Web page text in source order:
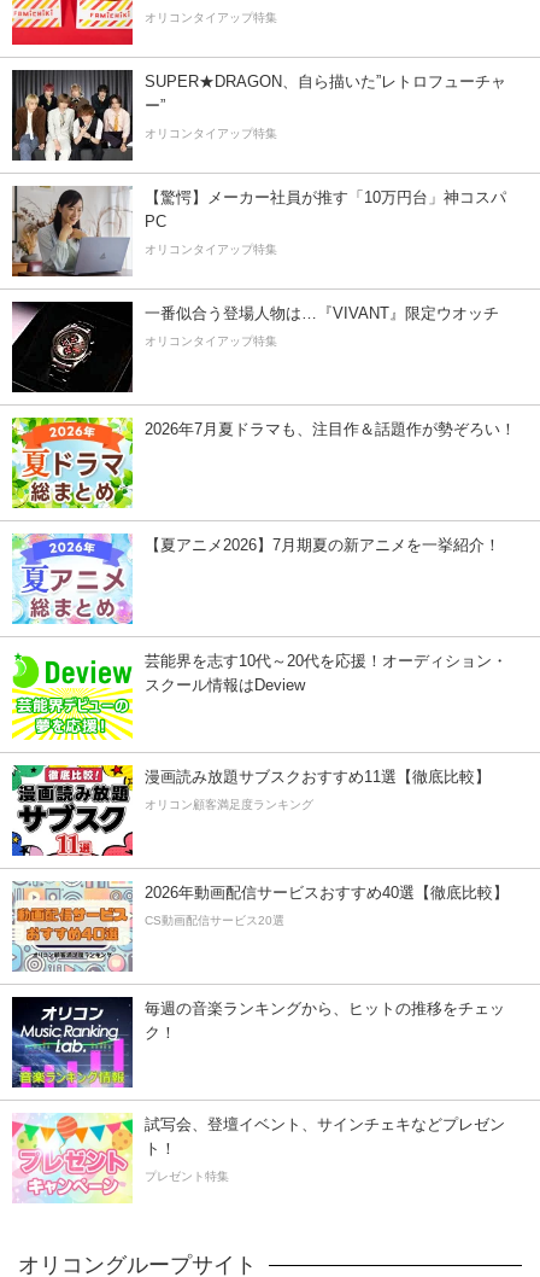
オリコンタイアップ特集
SUPER★DRAGON、自ら描いた”レトロフューチャ
ー”
オリコンタイアップ特集
【驚愕】メーカー社員が推す「10万円台」神コスパ
PC
オリコンタイアップ特集
一番似合う登場人物は…『VIVANT』限定ウオッチ
オリコンタイアップ特集
2026年7月夏ドラマも、注目作＆話題作が勢ぞろい！
【夏アニメ2026】7月期夏の新アニメを一挙紹介！
芸能界を志す10代～20代を応援！オーディション・
スクール情報はDeview
漫画読み放題サブスクおすすめ11選【徹底比較】
オリコン顧客満足度ランキング
2026年動画配信サービスおすすめ40選【徹底比較】
CS動画配信サービス20選
毎週の音楽ランキングから、ヒットの推移をチェッ
ク！
試写会、登壇イベント、サインチェキなどプレゼン
ト！
プレゼント特集
オリコングループサイト